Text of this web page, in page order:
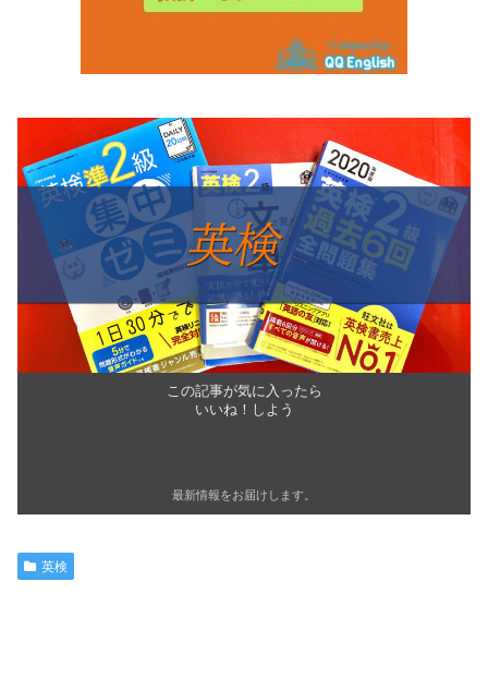
この記事が気に入ったら
いいね！しよう
最新情報をお届けします。
英検